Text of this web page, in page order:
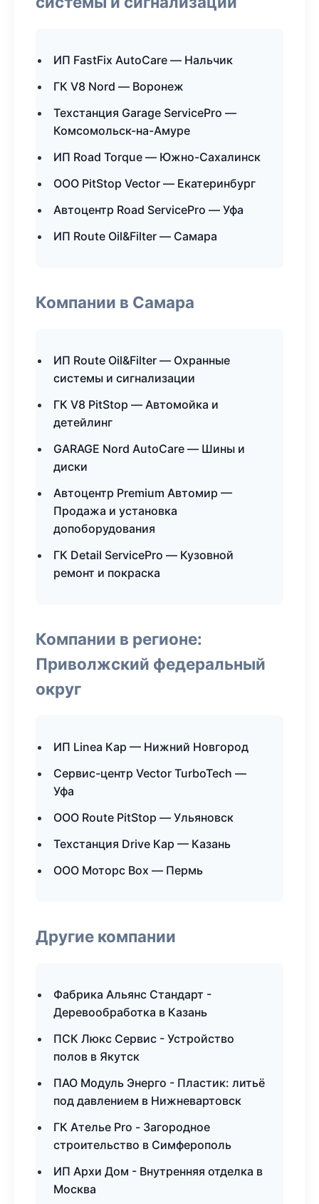
ИП FastFix AutoCare — Нальчик
ГК V8 Nord — Воронеж
Техстанция Garage ServicePro —
Комсомольск-на-Амуре
ИП Road Torque — Южно-Сахалинск
ООО PitStop Vector — Екатеринбург
Автоцентр Road ServicePro — Уфа
ИП Route Oil&Filter — Самара
Компании в Самара
ИП Route Oil&Filter — Охранные
системы и сигнализации
ГК V8 PitStop — Автомойка и
детейлинг
GARAGE Nord AutoCare — Шины и
диски
Автоцентр Premium Автомир —
Продажа и установка
допоборудования
ГК Detail ServicePro — Кузовной
ремонт и покраска
Компании в регионе:
Приволжский федеральный
округ
ИП Linea Кар — Нижний Новгород
Сервис-центр Vector TurboTech —
Уфа
ООО Route PitStop — Ульяновск
Техстанция Drive Кар — Казань
ООО Моторс Box — Пермь
Другие компании
Фабрика Альянс Стандарт -
Деревообработка в Казань
ПСК Люкс Сервис - Устройство
полов в Якутск
ПАО Модуль Энерго - Пластик: литьё
под давлением в Нижневартовск
ГК Ателье Pro - Загородное
строительство в Симферополь
ИП Архи Дом - Внутренняя отделка в
Москва